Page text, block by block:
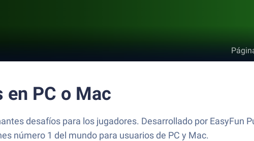
PC o Mac
desafíos para los jugadores. Desarrollado por EasyFun
número 1 del mundo para usuarios de PC y Mac.